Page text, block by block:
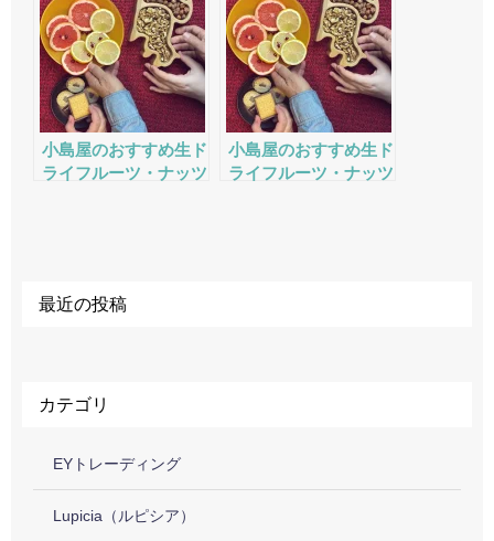
小島屋のおすすめ生ド
ライフルーツ・ナッツ
小島屋のおすすめ生ド
ライフルーツ・ナッツ
最近の投稿
カテゴリ
EYトレーディング
Lupicia（ルピシア）